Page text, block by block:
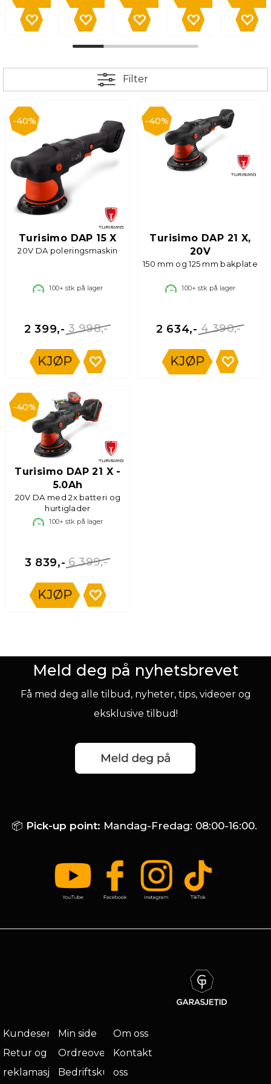
Filter
40%
Turisimo DAP 15 X
20V DA poleringsmaskin
100+ stk på lager
3 998,-
2 399,-
KJØP
40%
Turisimo DAP 21 X,
20V
150 mm og 125 mm bakplate
100+ stk på lager
4 390,-
2 634,-
KJØP
40%
Turisimo DAP 21 X -
5.0Ah
20V DA med 2x batteri og
hurtiglader
100+ stk på lager
6 399,-
3 839,-
KJØP
Meld deg på nyhetsbrevet
Få med deg alle tilbud, nyheter, tips, videoer og
eksklusive tilbud!
📦 Pick-up point: Mandag-Fredag: 08:00-16:00.
Kundeservice
Retur og
reklamasjon
Min side
Ordreoversikt
Bedriftskunde
Om oss
Kontakt
oss